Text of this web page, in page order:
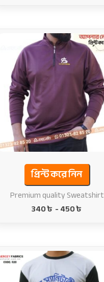
প্রিন্ট করে নিন
Premium quality Sweatshirt
340৳ -450৳